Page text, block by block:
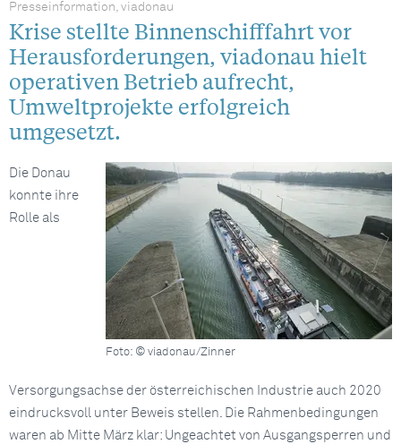
Presseinformation, viadonau
Krise stellte Binnenschifffahrt vor
Herausforderungen, viadonau hielt
operativen Betrieb aufrecht,
Umweltprojekte erfolgreich
umgesetzt.
Foto: © viadonau/Zinner
Die Donau
konnte ihre
Rolle als
Versorgungsachse der österreichischen Industrie auch 2020
eindrucksvoll unter Beweis stellen. Die Rahmenbedingungen
waren ab Mitte März klar: Ungeachtet von Ausgangsperren und